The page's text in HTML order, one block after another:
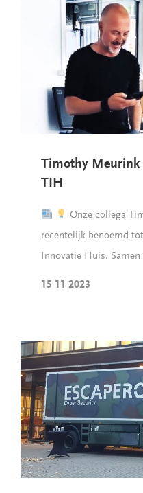
Timothy Meurink
TIH
Onze collega
recentelijk benoemd
Innovatie Huis.
15 11 2023